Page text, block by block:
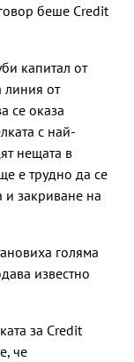
беше Credit
капитал от
линия от
се оказа
с най-
нещата в
е трудно да се
закриване на
голяма
известно
за Credit
че